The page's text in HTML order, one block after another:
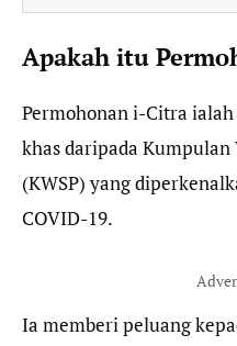
Apakah itu
Permohonan i-Citra
khas daripada Kumpulan
(KWSP) yang
COVID-19.
Ia memberi peluang